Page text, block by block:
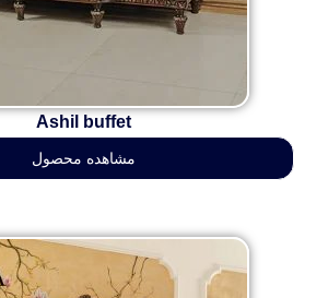
Ashil buffet
مشاهده محصول